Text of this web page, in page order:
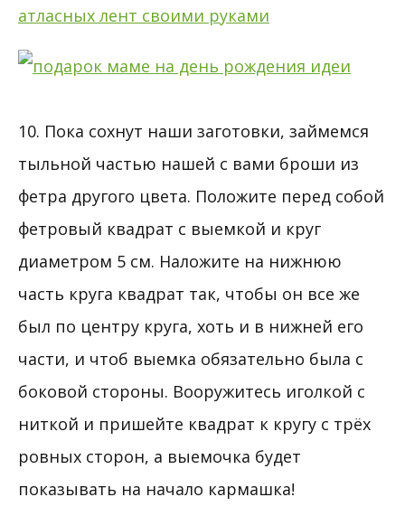
атласных лент своими руками
10. Пока сохнут наши заготовки, займемся
тыльной частью нашей с вами броши из
фетра другого цвета. Положите перед собой
фетровый квадрат с выемкой и круг
диаметром 5 см. Наложите на нижнюю
часть круга квадрат так, чтобы он все же
был по центру круга, хоть и в нижней его
части, и чтоб выемка обязательно была с
боковой стороны. Вооружитесь иголкой с
ниткой и пришейте квадрат к кругу с трёх
ровных сторон, а выемочка будет
показывать на начало кармашка!